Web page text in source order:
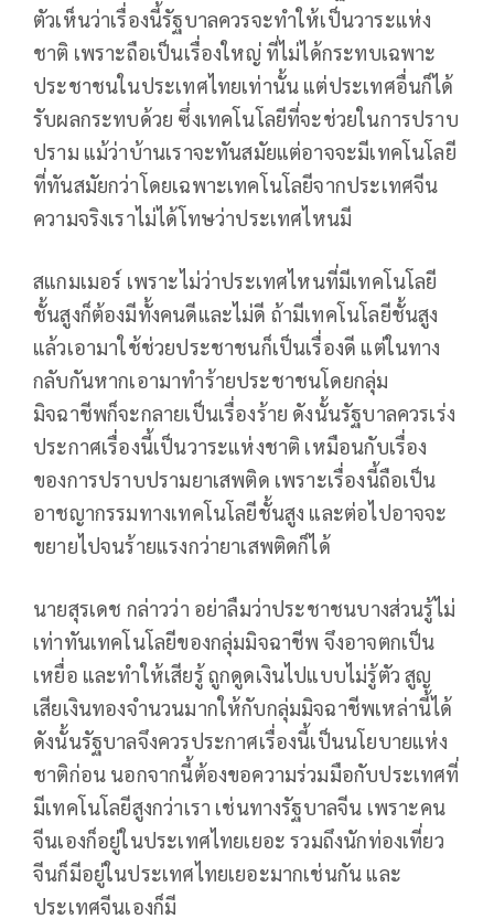
ตัวเห็นว่าเรื่องนี้รัฐบาลควรจะทำให้เป็นวาระแห่ง
ชาติ เพราะถือเป็นเรื่องใหญ่ ที่ไม่ได้กระทบเฉพาะ
ประชาชนในประเทศไทยเท่านั้น แต่ประเทศอื่นก็ได้
รับผลกระทบด้วย ซึ่งเทคโนโลยีที่จะช่วยในการปราบ
ปราม แม้ว่าบ้านเราจะทันสมัยแต่อาจจะมีเทคโนโลยี
ที่ทันสมัยกว่าโดยเฉพาะเทคโนโลยีจากประเทศจีน
ความจริงเราไม่ได้โทษว่าประเทศไหนมี
สแกมเมอร์ เพราะไม่ว่าประเทศไหนที่มีเทคโนโลยี
ชั้นสูงก็ต้องมีทั้งคนดีและไม่ดี ถ้ามีเทคโนโลยีชั้นสูง
แล้วเอามาใช้ช่วยประชาชนก็เป็นเรื่องดี แต่ในทาง
กลับกันหากเอามาทำร้ายประชาชนโดยกลุ่ม
มิจฉาชีพก็จะกลายเป็นเรื่องร้าย ดังนั้นรัฐบาลควรเร่ง
ประกาศเรื่องนี้เป็นวาระแห่งชาติ เหมือนกับเรื่อง
ของการปราบปรามยาเสพติด เพราะเรื่องนี้ถือเป็น
อาชญากรรมทางเทคโนโลยีชั้นสูง และต่อไปอาจจะ
ขยายไปจนร้ายแรงกว่ายาเสพติดก็ได้
นายสุรเดช กล่าวว่า อย่าลืมว่าประชาชนบางส่วนรู้ไม่
เท่าทันเทคโนโลยีของกลุ่มมิจฉาชีพ จึงอาจตกเป็น
เหยื่อ และทำให้เสียรู้ ถูกดูดเงินไปแบบไม่รู้ตัว สูญ
เสียเงินทองจำนวนมากให้กับกลุ่มมิจฉาชีพเหล่านี้ได้
ดังนั้นรัฐบาลจึงควรประกาศเรื่องนี้เป็นนโยบายแห่ง
ชาติก่อน นอกจากนี้ต้องขอความร่วมมือกับประเทศที่
มีเทคโนโลยีสูงกว่าเรา เช่นทางรัฐบาลจีน เพราะคน
จีนเองก็อยู่ในประเทศไทยเยอะ รวมถึงนักท่องเที่ยว
จีนก็มีอยู่ในประเทศไทยเยอะมากเช่นกัน และ
ประเทศจีนเองก็มี